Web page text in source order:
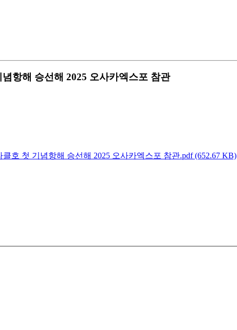
항해 승선해 2025 오사카엑스포 참관
호 첫 기념항해 승선해 2025 오사카엑스포 참관.pdf (652.67 KB)